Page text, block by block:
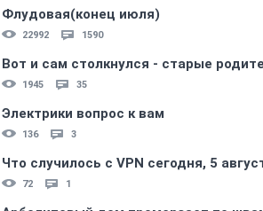
Флудовая(конец июля)
22992 1590
Вот и сам столкнулся - старые
1945 35
Электрики вопрос к вам
136 3
Что случилось с VPN сегодня, 5
72 1